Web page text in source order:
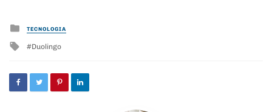
Posted
in
TECNOLOGIA
Tagged
Duolingo